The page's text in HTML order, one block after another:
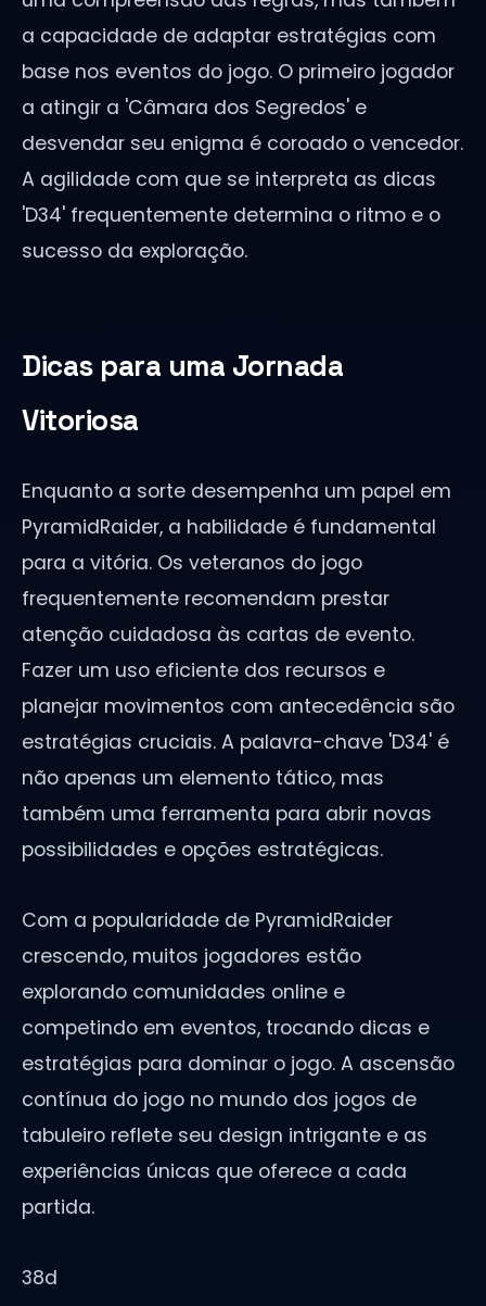
a capacidade de adaptar estratégias com
base nos eventos do jogo. O primeiro jogador
a atingir a 'Câmara dos Segredos' e
desvendar seu enigma é coroado o vencedor.
A agilidade com que se interpreta as dicas
'D34' frequentemente determina o ritmo e o
sucesso da exploração.
Dicas para uma Jornada
Vitoriosa
Enquanto a sorte desempenha um papel em
PyramidRaider, a habilidade é fundamental
para a vitória. Os veteranos do jogo
frequentemente recomendam prestar
atenção cuidadosa às cartas de evento.
Fazer um uso eficiente dos recursos e
planejar movimentos com antecedência são
estratégias cruciais. A palavra-chave 'D34' é
não apenas um elemento tático, mas
também uma ferramenta para abrir novas
possibilidades e opções estratégicas.
Com a popularidade de PyramidRaider
crescendo, muitos jogadores estão
explorando comunidades online e
competindo em eventos, trocando dicas e
estratégias para dominar o jogo. A ascensão
contínua do jogo no mundo dos jogos de
tabuleiro reflete seu design intrigante e as
experiências únicas que oferece a cada
partida.
38d